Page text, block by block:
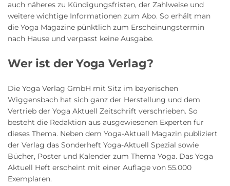
auch näheres zu Kündigungsfristen, der Zahlweise und
weitere wichtige Informationen zum Abo. So erhält man
die Yoga Magazine pünktlich zum Erscheinungstermin
nach Hause und verpasst keine Ausgabe.
Wer ist der Yoga Verlag?
Die Yoga Verlag GmbH mit Sitz im bayerischen
Wiggensbach hat sich ganz der Herstellung und dem
Vertrieb der Yoga Aktuell Zeitschrift verschrieben. So
besteht die Redaktion aus ausgewiesenen Experten für
dieses Thema. Neben dem Yoga-Aktuell Magazin publiziert
der Verlag das Sonderheft Yoga-Aktuell Spezial sowie
Bücher, Poster und Kalender zum Thema Yoga. Das Yoga
Aktuell Heft erscheint mit einer Auflage von 55.000
Exemplaren.